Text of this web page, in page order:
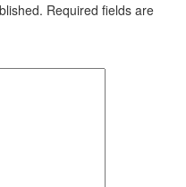
Required fields are